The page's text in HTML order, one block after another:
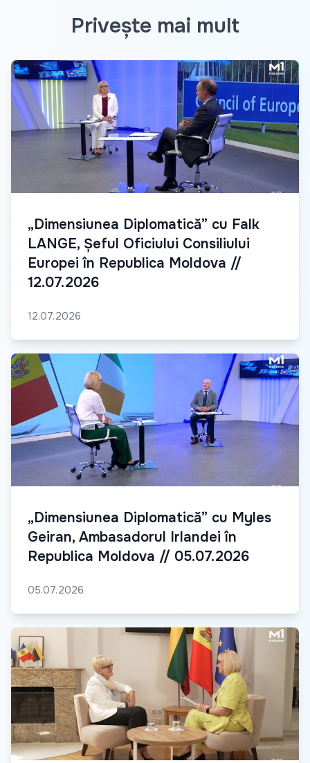
Privește mai mult
„Dimensiunea Diplomatică” cu Falk
LANGE, Șeful Oficiului Consiliului
Europei în Republica Moldova //
12.07.2026
12.07.2026
„Dimensiunea Diplomatică” cu Myles
Geiran, Ambasadorul Irlandei în
Republica Moldova // 05.07.2026
05.07.2026